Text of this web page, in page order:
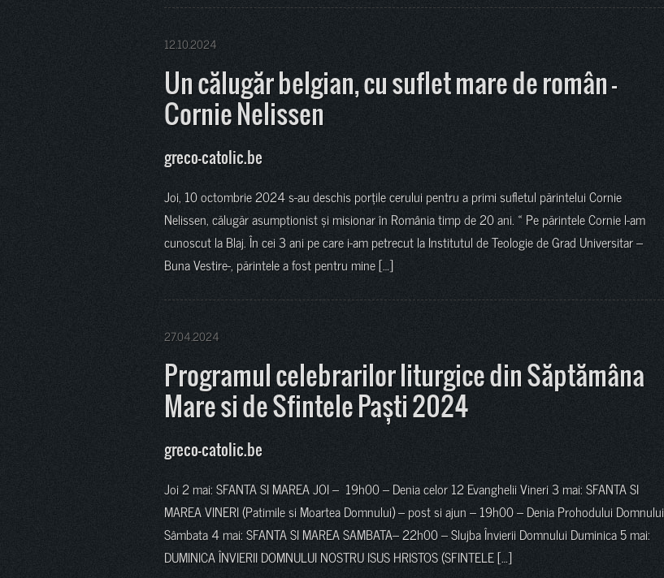
12.10.2024
Un călugăr belgian, cu suflet mare de român –
Cornie Nelissen
greco-catolic.be
Joi, 10 octombrie 2024 s-au deschis porțile cerului pentru a primi sufletul părintelui Cornie
Nelissen, călugăr asumptionist și misionar în România timp de 20 ani. « Pe părintele Cornie l-am
cunoscut la Blaj. În cei 3 ani pe care i-am petrecut la Institutul de Teologie de Grad Universitar –
Buna Vestire-, părintele a fost pentru mine […]
27.04.2024
Programul celebrarilor liturgice din Săptămâna
Mare si de Sfintele Paști 2024
greco-catolic.be
Joi 2 mai: SFANTA SI MAREA JOI – 19h00 – Denia celor 12 Evanghelii Vineri 3 mai: SFANTA SI
MAREA VINERI (Patimile si Moartea Domnului) – post si ajun – 19h00 – Denia Prohodului Domnului
Sâmbata 4 mai: SFANTA SI MAREA SAMBATA– 22h00 – Slujba Învierii Domnului Duminica 5 mai:
DUMINICA ÎNVIERII DOMNULUI NOSTRU ISUS HRISTOS (SFINTELE […]